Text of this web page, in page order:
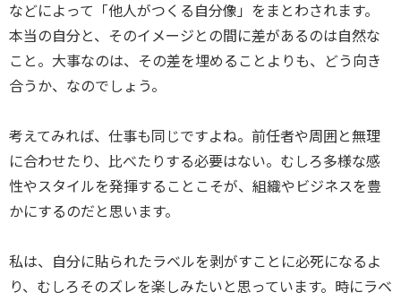
などによって「他人がつくる自分像」をまとわされます。
本当の自分と、そのイメージとの間に差があるのは自然な
こと。大事なのは、その差を埋めることよりも、どう向き
合うか、なのでしょう。
考えてみれば、仕事も同じですよね。前任者や周囲と無理
に合わせたり、比べたりする必要はない。むしろ多様な感
性やスタイルを発揮することこそが、組織やビジネスを豊
かにするのだと思います。
私は、自分に貼られたラベルを剥がすことに必死になるよ
り、むしろそのズレを楽しみたいと思っています。時にラベ